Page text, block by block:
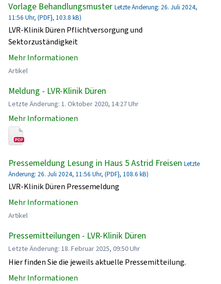
Vorlage Behandlungsmuster Letzte Änderung: 26. Juli 2024,
11:56 Uhr, (PDF}, 103.8 kB)
LVR-Klinik Düren Pflichtversorgung und
Sektorzuständigkeit
Mehr Informationen
Artikel
Meldung - LVR-Klinik Düren
Letzte Änderung: 1. Oktober 2020, 14:27 Uhr
Mehr Informationen
Pressemeldung Lesung in Haus 5 Astrid Freisen Letzte
Änderung: 26. Juli 2024, 11:56 Uhr, (PDF}, 108.6 kB)
LVR-Klinik Düren Pressemeldung
Mehr Informationen
Artikel
Pressemitteilungen - LVR-Klinik Düren
Letzte Änderung: 18. Februar 2025, 09:50 Uhr
Hier finden Sie die jeweils aktuelle Pressemitteilung.
Mehr Informationen